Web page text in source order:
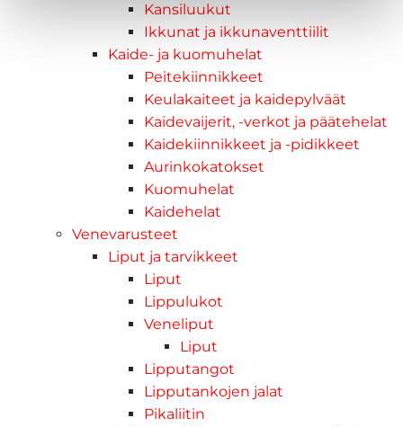
Kansiluukut
Ikkunat ja ikkunaventtiilit
Kaide- ja kuomuhelat
Peitekiinnikkeet
Keulakaiteet ja kaidepylväät
Kaidevaijerit, -verkot ja päätehelat
Kaidekiinnikkeet ja -pidikkeet
Aurinkokatokset
Kuomuhelat
Kaidehelat
Venevarusteet
Liput ja tarvikkeet
Liput
Lippulukot
Veneliput
Liput
Lipputangot
Lipputankojen jalat
Pikaliitin